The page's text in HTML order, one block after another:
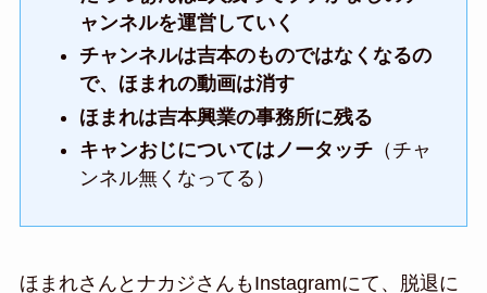
ャンネルを運営していく
チャンネルは吉本のものではなくなるの
で、ほまれの動画は消す
ほまれは吉本興業の事務所に残る
キャンおじについてはノータッチ（チャ
ンネル無くなってる）
ほまれさんとナカジさんもInstagramにて、脱退に